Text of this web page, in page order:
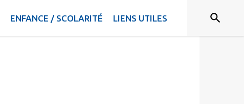
ENFANCE / SCOLARITÉ LIENS UTILES